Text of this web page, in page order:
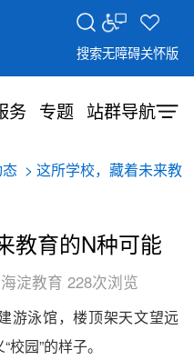
搜索无障碍关怀版
务 专题 站群导航
态> 这所学校，藏着未来教
教育的N种可能
海淀教育 228次浏览
游泳馆，楼顶架天文望远
园”的样子。